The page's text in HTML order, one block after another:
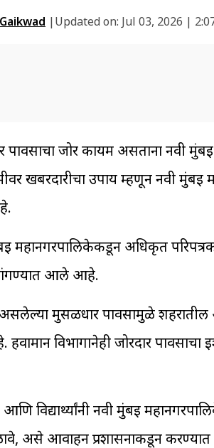
|Updated on: Jul 03, 2026 |
पावसाचा जोर कायम असताना
खबरदारीचा उपाय म्हणून नवी मुंबई
महानगरपालिकेकडून अधिकृत परिपत्रक
आले आहे.
मुसळधार पावसामुळे शहरातील
विभागानेही जोरदार पावसाचा
आणि विद्यार्थ्यांनी नवी मुंबई
असे आवाहन प्रशासनाकडून